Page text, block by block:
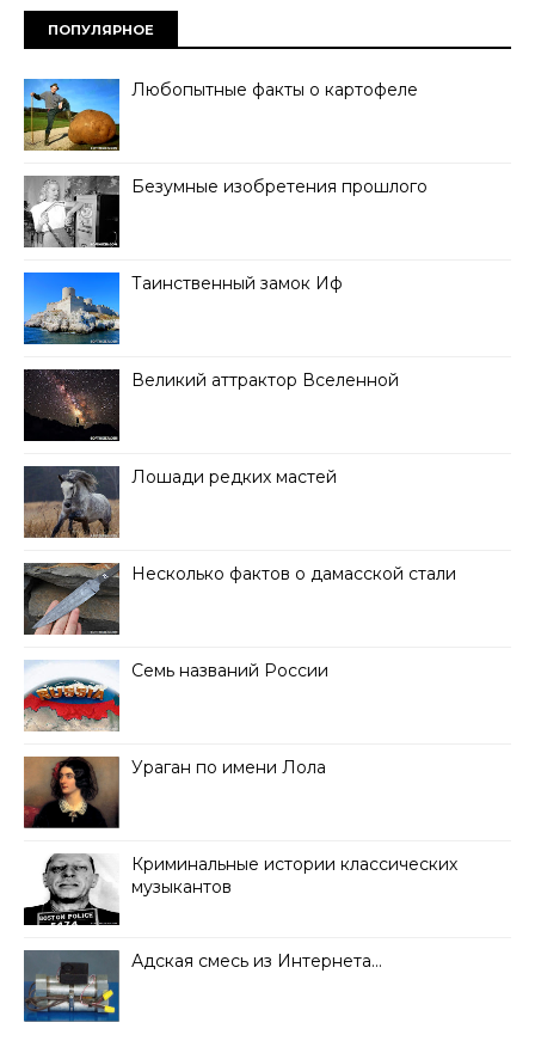
ПОПУЛЯРНОЕ
Любопытные факты о картофеле
Безумные изобретения прошлого
Таинственный замок Иф
Великий аттрактор Вселенной
Лошади редких мастей
Несколько фактов о дамасской стали
Семь названий России
Ураган по имени Лола
Криминальные истории классических
музыкантов
Адская смесь из Интернета…